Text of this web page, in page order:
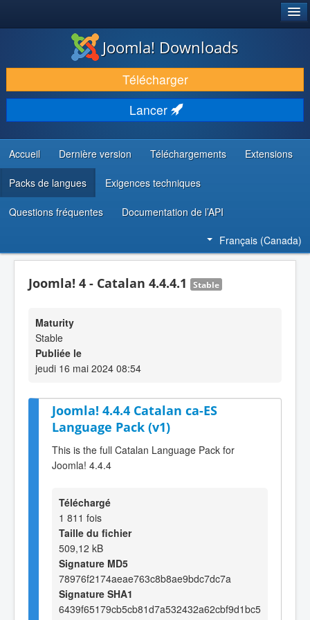
TÉLÉCHARGER & ENRICHIR
DÉCOUVRIR & APPRENDRE
COMMUNAUTÉ & SUPPORT
RESSOURCES DÉVELOPPEURS
Joomla! Downloads
Télécharger
Lancer
Accueil Dernière version Téléchargements Extensions
Packs de langues Exigences techniques
Questions fréquentes Documentation de l’API
Français (Canada)
Joomla! 4 - Catalan 4.4.4.1 Stable
Maturity
Stable
Publiée le
jeudi 16 mai 2024 08:54
Joomla! 4.4.4 Catalan ca-ES
Language Pack (v1)
This is the full Catalan Language Pack for
Joomla! 4.4.4
Téléchargé
1 811 fois
Taille du fichier
509,12 kB
Signature MD5
78976f2174aeae763c8b8ae9bdc7dc7a
Signature SHA1
6439f65179cb5cb81d7a532432a62cbf9d1bc5